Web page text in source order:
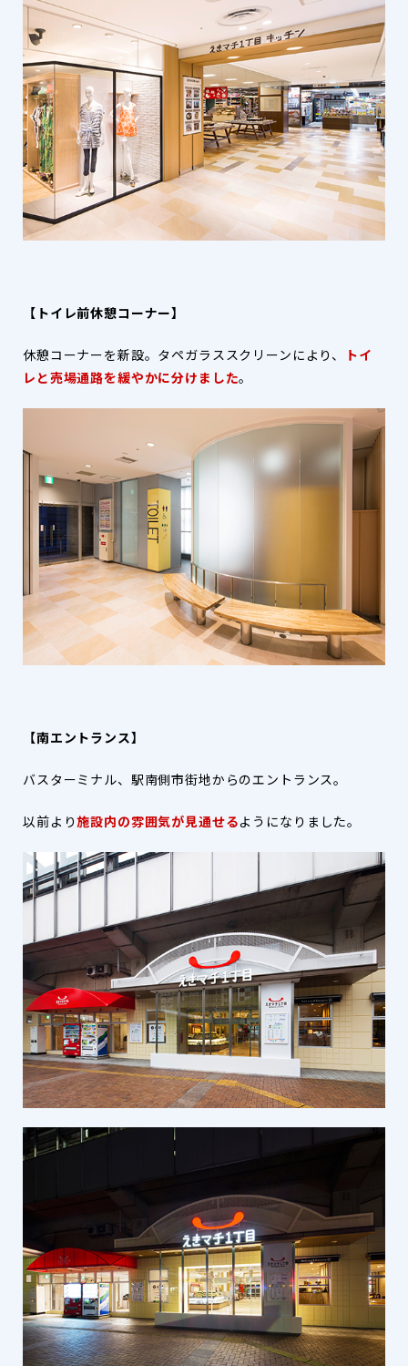
【トイレ前休憩コーナー】
休憩コーナーを新設。タペガラススクリーンにより、
トイ
レと売場通路を緩やかに分けました。
【南エントランス】
バスターミナル、駅南側市街地からのエントランス。
以前より施設内の雰囲気が見通せるようになりました。